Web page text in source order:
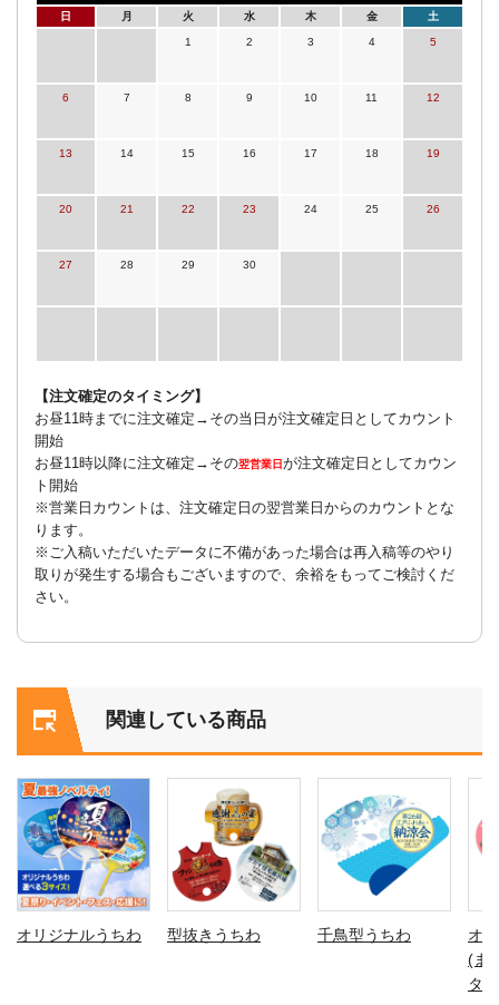
日 月 火 水 木 金 土
1 2 3 4 5
6 7 8 9 10 11 12
13 14 15 16 17 18 19
20 21 22 23 24 25 26
27 28 29 30
【注文確定のタイミング】
お昼11時までに注文確定→その当日が注文確定日としてカウント
開始
お昼11時以降に注文確定→その翌営業日が注文確定日としてカウン
ト開始
※営業日カウントは、注文確定日の翌営業日からのカウントとな
ります。
※ご入稿いただいたデータに不備があった場合は再入稿等のやり
取りが発生する場合もございますので、余裕をもってご検討くだ
さい。
関連している商品
オリジナルうちわ 型抜きうちわ 千鳥型うちわ
オ
(ま
タ